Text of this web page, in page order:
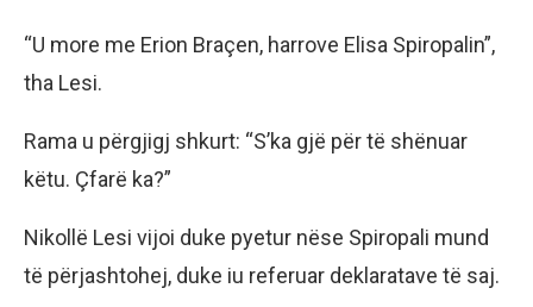
“U more me Erion Braçen, harrove Elisa Spiropalin”,
tha Lesi.
Rama u përgjigj shkurt: “S’ka gjë për të shënuar
këtu. Çfarë ka?”
Nikollë Lesi vijoi duke pyetur nëse Spiropali mund
të përjashtohej, duke iu referuar deklaratave të saj.